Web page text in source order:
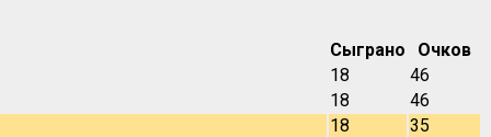
Сыграно
Очков
18
46
18
46
18
35